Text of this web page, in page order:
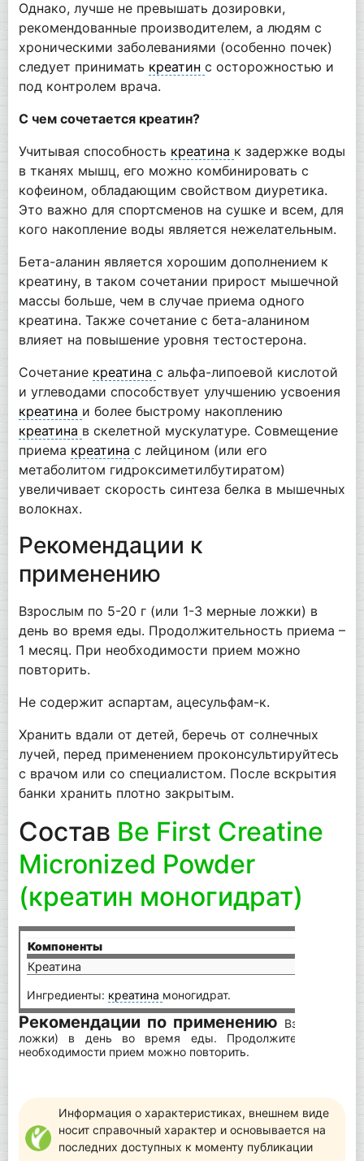
Однако, лучше не превышать дозировки,
рекомендованные производителем, а людям с
хроническими заболеваниями (особенно почек)
следует принимать креатин с осторожностью и
под контролем врача.
С чем сочетается креатин?
Учитывая способность креатина к задержке воды
в тканях мышц, его можно комбинировать с
кофеином, обладающим свойством диуретика.
Это важно для спортсменов на сушке и всем, для
кого накопление воды является нежелательным.
Бета-аланин является хорошим дополнением к
креатину, в таком сочетании прирост мышечной
массы больше, чем в случае приема одного
креатина. Также сочетание с бета-аланином
влияет на повышение уровня тестостерона.
Сочетание креатина с альфа-липоевой кислотой
и углеводами способствует улучшению усвоения
креатина и более быстрому накоплению
креатина в скелетной мускулатуре. Совмещение
приема креатина с лейцином (или его
метаболитом гидроксиметилбутиратом)
увеличивает скорость синтеза белка в мышечных
волокнах.
Рекомендации к
применению
Взрослым по 5-20 г (или 1-3 мерные ложки) в
день во время еды. Продолжительность приема –
1 месяц. При необходимости прием можно
повторить.
Не содержит аспартам, ацесульфам-к.
Хранить вдали от детей, беречь от солнечных
лучей, перед применением проконсультируйтесь
с врачом или со специалистом. После вскрытия
банки хранить плотно закрытым.
Состав Be First Creatine
Micronized Powder
(креатин моногидрат)
Компоненты
Креатина
Ингредиенты: креатина моногидрат.
Рекомендации по применению Взрослым
ложки) в день во время еды. Продолжительность
необходимости прием можно повторить.
Информация о характеристиках, внешнем виде
носит справочный характер и основывается на
последних доступных к моменту публикации